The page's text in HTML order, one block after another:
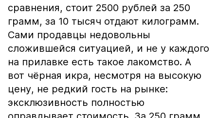
сравнения, стоит 2500 рублей за 250
грамм, за 10 тысяч отдают килограмм.
Сами продавцы недовольны
сложившейся ситуацией, и не у каждого
на прилавке есть такое лакомство. А
вот чёрная икра, несмотря на высокую
цену, не редкий гость на рынке:
эксклюзивность полностью